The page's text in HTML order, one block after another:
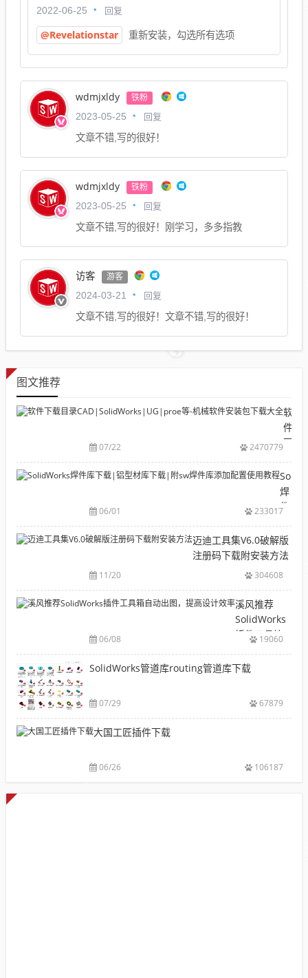
2022-06-25 回复
@Revelationstar 重新安装，勾选所有选项
wdmjxldy 铁粉
2023-05-25 回复
文章不错,写的很好！
wdmjxldy 铁粉
2023-05-25 回复
文章不错,写的很好！刚学习，多多指教
访客 游客
2024-03-21 回复
文章不错,写的很好！文章不错,写的很好！
图文推荐
软
件
下
目
录
机
械
软
安
包
载
07/22 2470779
焊
件
下
载|
型
下
载|
附
件
库
配
06/01 233017
迈迪工具集V6.0破解版
注册码下载附安装方法
11/20 304608
溪风推荐
SolidWorks
插件工具箱
提高设计效
06/08 19060
SolidWorks管道库routing管道库下载
07/29 67879
大国工匠插件下载
06/26 106187